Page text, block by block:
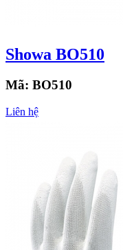
Showa BO510
Mã: BO510
Liên hệ